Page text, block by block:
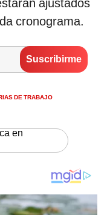
ajustados
cronograma.
DE TRABAJO
en